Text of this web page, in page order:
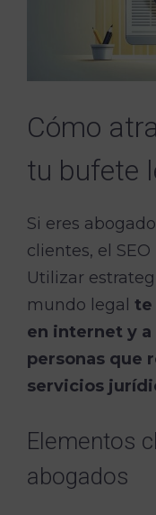
Cómo
tu bufete
Si eres
clientes, el
Utilizar
mundo legal te
en internet y a
personas que
servicios
Elementos
abogados